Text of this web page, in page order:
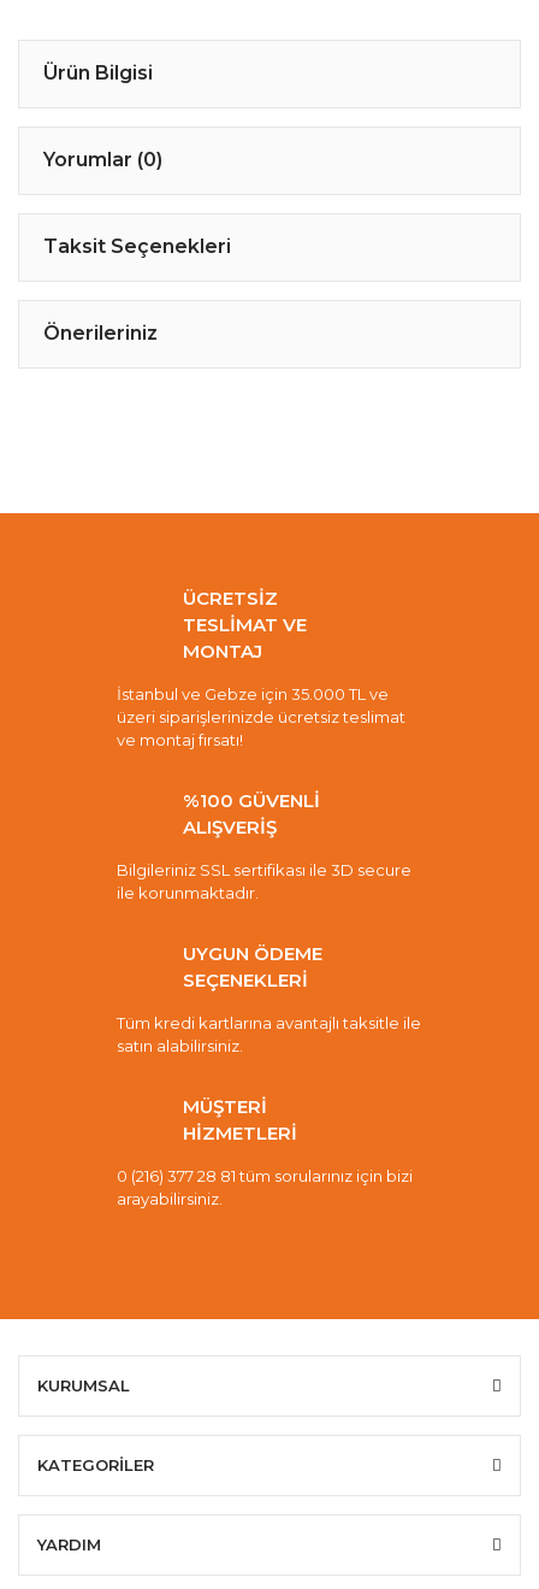
Ürün Bilgisi
Yorumlar (0)
Taksit Seçenekleri
Önerileriniz
ÜCRETSİZ
TESLİMAT VE
MONTAJ
İstanbul ve Gebze için 35.000 TL ve
üzeri siparişlerinizde ücretsiz teslimat
ve montaj fırsatı!
%100 GÜVENLİ
ALIŞVERİŞ
Bilgileriniz SSL sertifikası ile 3D secure
ile korunmaktadır.
UYGUN ÖDEME
SEÇENEKLERİ
Tüm kredi kartlarına avantajlı taksitle ile
satın alabilirsiniz.
MÜŞTERİ
HİZMETLERİ
0 (216) 377 28 81 tüm sorularınız için bizi
arayabilirsiniz.
KURUMSAL
KATEGORİLER
YARDIM